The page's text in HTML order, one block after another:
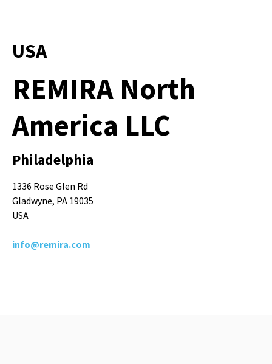
USA
REMIRA North
America LLC
Philadelphia
1336 Rose Glen Rd
Gladwyne, PA 19035
USA
info@remira.com